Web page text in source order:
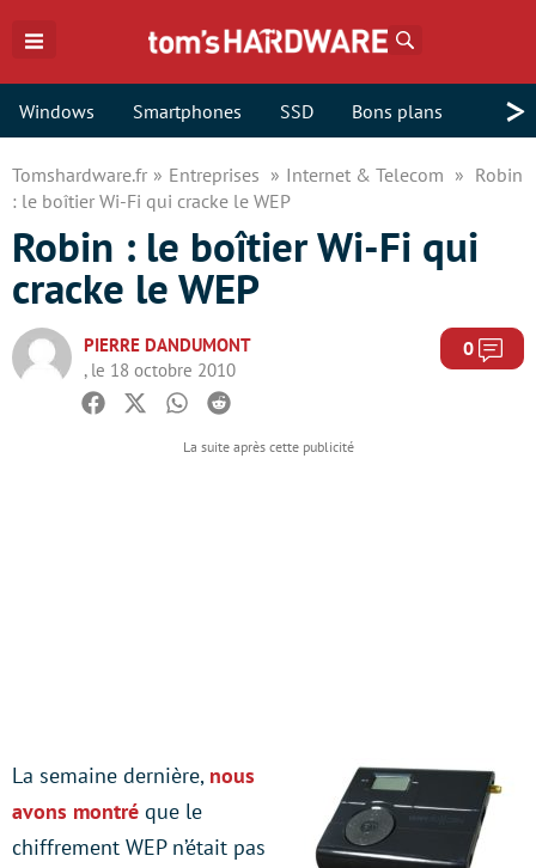
Windows Smartphones SSD Bons plans >
Tomshardware.fr Entreprises Internet & Telecom
Robin
: le boîtier Wi-Fi qui cracke le WEP
Robin : le boîtier Wi-Fi qui
cracke le WEP
PIERRE DANDUMONT
, le 18 octobre 2010
0
Facebook
TwitterWhatsapp
Reddit
La semaine dernière, nous
avons montré que le
chiffrement WEP n’était pas